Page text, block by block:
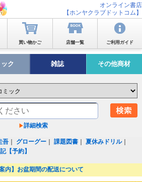
オンライン書店
【ホンヤクラブドットコム】
買い物かご 店舗一覧 ご利用ガイド
ク 雑誌 その他商材
詳細検索
吾 グローグー ｜課題図書 ｜夏休みドリル｜
【予約】
案内】お盆期間の配送について